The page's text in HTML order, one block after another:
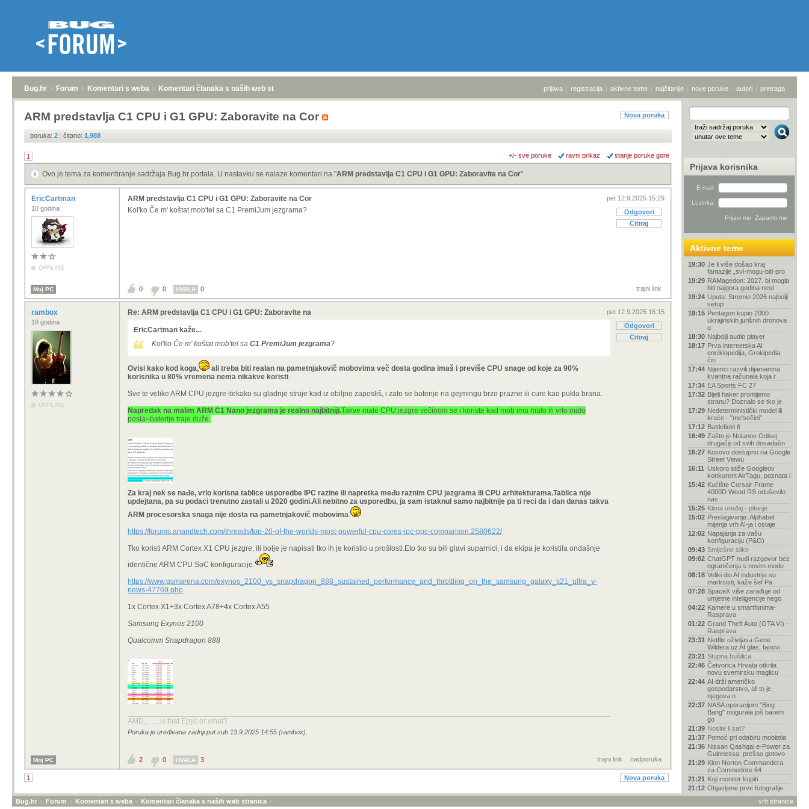
Bug.hr » Forum » Komentari s weba » Komentari članaka s naših web stranica prijava | registracija | aktivne teme | najčitanije | nove poruke | autori | pretraga
Nova poruka
ARM predstavlja C1 CPU i G1 GPU: Zaboravite na Cor
poruka: 2 | čitano: 1.988
1 +/- sve poruke ravni prikaz starije poruke gore
Ovo je tema za komentiranje sadržaja Bug.hr portala. U nastavku se nalaze komentari na "ARM predstavlja C1 CPU i G1 GPU: Zaboravite na Cor".
EricCartman
10 godina
OFFLINE
pet 12.9.2025 15:29
Odgovori
Citiraj
ARM predstavlja C1 CPU i G1 GPU: Zaboravite na Cor
Kol'ko Če m' koštat mob'tel sa C1 PremiJum jezgrama?
Moj PC trajni link
0 0 HVALA 0
rambox
18 godina
OFFLINE
pet 12.9.2025 16:15
Odgovori
Citiraj
Re: ARM predstavlja C1 CPU i G1 GPU: Zaboravite na
EricCartman kaže...
Kol'ko Če m' koštat mob'tel sa C1 PremiJum jezgrama?
Ovisi kako kod koga,
ali treba biti realan na pametnjakovič mobovima več dosta godina imaš i previše CPU snage od koje za 90%
korisnika u 80% vremena nema nikakve koristi.
Sve te velike ARM CPU jezgre itekako su gladnje struje kad iz obiljno zaposliš, i zato se baterije na gejmingu brzo prazne ili cure kao pukla brana.
Napredak na malim ARM C1 Nano jezgrama je realno najbitniji.Takve male CPU jezgre večinom se i koriste kad mob ima malo ili vrlo malo
posla=baterije traje duže.
Za kraj nek se nađe, vrlo korisna tablice usporedbe IPC razine ili napretka među raznim CPU jezgrama ili CPU arhitekturama.Tablica nije
updejtana, pa su podaci trenutno zastali u 2020 godini.Ali nebitno za usporedbu, ja sam istaknul samo najbitnije pa ti reci da i dan danas takva
ARM procesorska snaga nije dosta na pametnjakovič mobovima.
https://forums.anandtech.com/threads/top-20-of-the-worlds-most-powerful-cpu-cores-ipc-ppc-comparison.2580622/
Tko koristi ARM Cortex X1 CPU jezgre, ili bolje je napisati tko ih je koristio u prošlosti.Eto tko su bili glavi suparnici, i da ekipa je koristila ondašnje
identične ARM CPU SoC konfiguracije.
https://www.gsmarena.com/exynos_2100_vs_snapdragon_888_sustained_performance_and_throttling_on_the_samsung_galaxy_s21_ultra_v-
news-47769.php
1x Cortex X1+3x Cortex A78+4x Cortex A55
Samsung Exynos 2100
Qualcomm Snapdragon 888
AMD,........is that Epyc or what?
Poruka je uređivana zadnji put sub 13.9.2025 14:55 (rambox).
Moj PC trajni link nadporuka
2 0 HVALA 3
1 Nova poruka
Prijava korisnika
E-mail:
Lozinka:
Aktivne teme
19:30 Je li više došao kraj
fantazije „svi-mogu-biti-pro
19:29 RAMagedon: 2027. bi mogla
biti najgora godina nest
19:24 Uputa: Stremio 2026 najbolji
setup
19:15 Pentagon kupio 2000
ukrajinskih jurišnih dronova
u
18:30 Najbolji audio player
18:17 Prva internetska AI
enciklopedija, Grokipedia,
čin
17:44 Nijemci razvili dijamantna
kvantna računala koja r
17:34 EA Sports FC 27
17:32 Bijeli haker promijenio
stranu? Doznalo se tko je
17:29 Nedeterministički model ili
kraće - "me'sečini"
17:12 Battlefield 6
16:49 Zašto je Nolanov Odisej
drugačiji od svih dosadašn
16:27 Kosovo dostupno na Google
Street Viewu
16:11 Uskoro stiže Googleov
konkurent AirTagu, poznata i
15:42 Kućište Corsair Frame
4000D Wood RS oduševilo
nas
15:25 Klima uređaj - pitanje
15:02 Preslagivanje: Alphabet
mijenja vrh AI-ja i ostaje
12:02 Napajanja za vašu
konfiguraciju (P&O)
09:43 Smiješne slike
09:02 ChatGPT nudi razgovor bez
ograničenja s novim mode
08:18 Veliki dio AI industrije su
marksisti, kaže šef Pa
07:28 SpaceX više zarađuje od
umjetne inteligencije nego
04:22 Kamere u smartfonima-
Rasprava
01:22 Grand Theft Auto (GTA VI) -
Rasprava
23:31 Netflix oživljava Gene
Wildera uz AI glas, fanovi
23:21 Stupna bušilica
22:46 Četvorica Hrvata otkrila
novu svemirsku maglicu
22:44 AI drži američko
gospodarstvo, ali to je
njegova n
22:37 NASA operacijom "Bing
Bang" osigurala još barem
go
21:39 Nosite li sat?
21:37 Pomoć pri odabiru mobitela
21:36 Nissan Qashqai e-Power za
Guinnessa: prešao gotovo
21:29 Klon Norton Commandera
za Commodore 64
21:21 Koji monitor kupiti
21:12 Objavljene prve fotografije
kratera koji je na Mje
Slike vašeg Hardveravrh stranice
Bug.hr » Forum » Komentari s weba » Komentari članaka s naših web stranica »